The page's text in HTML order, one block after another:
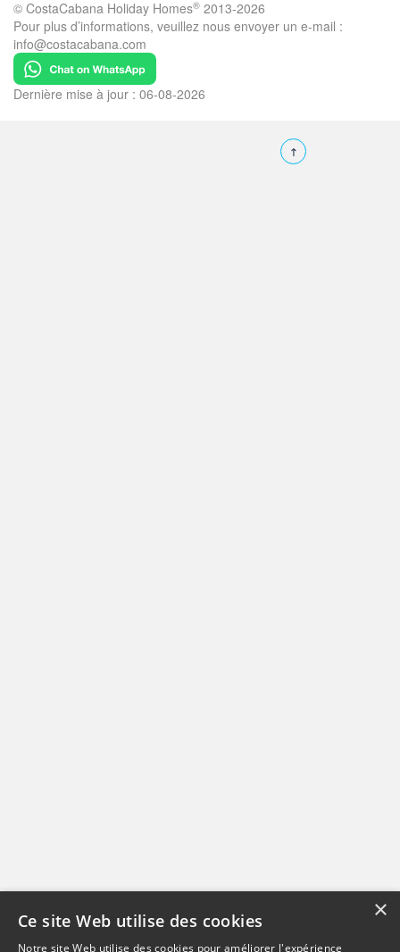
© CostaCabana Holiday Homes® 2013-2026
Pour plus d’informations, veuillez nous envoyer un e-mail :
info@costacabana.com
Dernière mise à jour : 06-08-2026
×
Ce site Web utilise des cookies
Notre site Web utilise des cookies pour améliorer l'expérience